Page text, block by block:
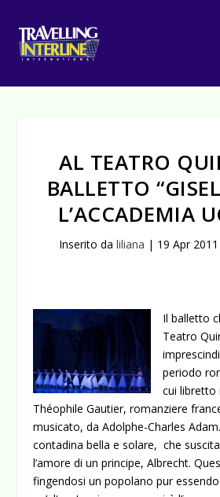
AL TEATRO
BALLETTO
L’ACCADEMIA
Inserito da liliana | 19 Apr 2011
Il balletto
Teatro
periodo
cui libretto
Théophile Gautier, romanziere
musicato, daAdolphe-Charles Adam
contadina bella e solare, che
l’amore di un principe, Albrecht.
fingendosi un popolano pur